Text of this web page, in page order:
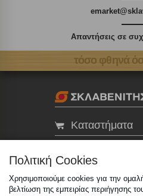
Απαντήσεις σε
τόσο φθηνά
Καταστήματα
eMarket
800 117 7777 (μόνο από
Πολιτική Cookies
Χρησιμοποιούμε cookies για την
βελτίωση της εμπειρίας περιήγησης